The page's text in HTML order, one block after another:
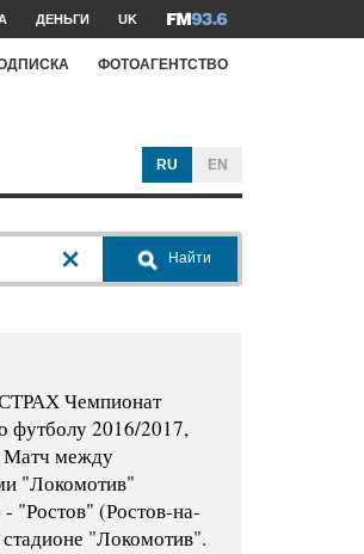
ДЕНЬГИ UK
ФОТОАГЕНТСТВО
RU EN
Найти
Чемпионат
футболу 2016/2017,
Матч между
"Локомотив"
"Ростов" (Ростов-на-
"Локомотив".